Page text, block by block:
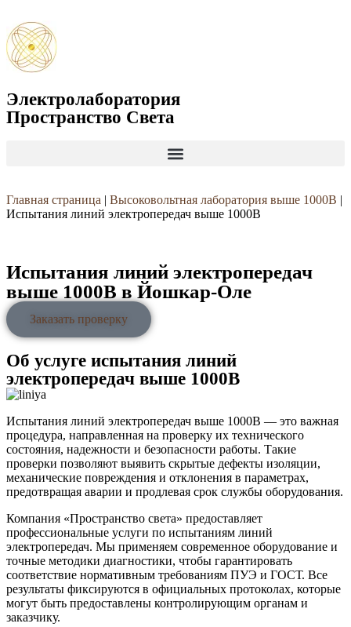
Электролаборатория
Пространство Света
Главная страница | Высоковольтная лаборатория выше 1000В |
Испытания линий электропередач выше 1000В
Испытания линий электропередач
выше 1000В в Йошкар-Оле
Заказать проверку
Об услуге испытания линий
электропередач выше 1000В
Испытания линий электропередач выше 1000В — это важная
процедура, направленная на проверку их технического
состояния, надежности и безопасности работы. Такие
проверки позволяют выявить скрытые дефекты изоляции,
механические повреждения и отклонения в параметрах,
предотвращая аварии и продлевая срок службы оборудования.
Компания «Пространство света» предоставляет
профессиональные услуги по испытаниям линий
электропередач. Мы применяем современное оборудование и
точные методики диагностики, чтобы гарантировать
соответствие нормативным требованиям ПУЭ и ГОСТ. Все
результаты фиксируются в официальных протоколах, которые
могут быть предоставлены контролирующим органам и
заказчику.